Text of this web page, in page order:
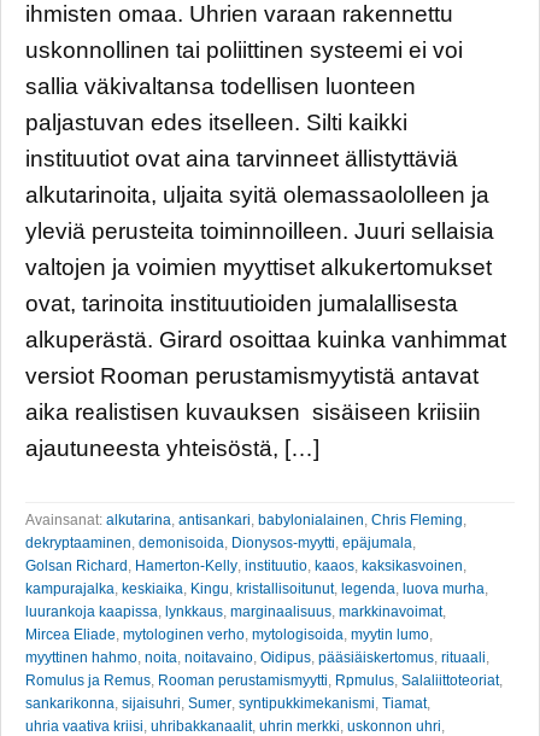
ihmisten omaa. Uhrien varaan rakennettu
uskonnollinen tai poliittinen systeemi ei voi
sallia väkivaltansa todellisen luonteen
paljastuvan edes itselleen. Silti kaikki
instituutiot ovat aina tarvinneet ällistyttäviä
alkutarinoita, uljaita syitä olemassaololleen ja
yleviä perusteita toiminnoilleen. Juuri sellaisia
valtojen ja voimien myyttiset alkukertomukset
ovat, tarinoita instituutioiden jumalallisesta
alkuperästä. Girard osoittaa kuinka vanhimmat
versiot Rooman perustamismyytistä antavat
aika realistisen kuvauksen sisäiseen kriisiin
ajautuneesta yhteisöstä, […]
Avainsanat: alkutarina antisankari babylonialainen Chris Fleming
dekryptaaminen demonisoida Dionysos-myytti epäjumala
Golsan Richard Hamerton-Kelly instituutio kaaos kaksikasvoinen
kampurajalka keskiaika Kingu kristallisoitunut, legenda luova murha
luurankoja kaapissa lynkkaus marginaalisuus markkinavoimat,
Mircea Eliade mytologinen verho mytologisoida myytin lumo
myyttinen hahmo noita noitavaino Oidipus pääsiäiskertomus rituaali
Romulus ja Remus Rooman perustamismyytti Rpmulus Salaliittoteoriat,
sankarikonna sijaisuhri Sumer syntipukkimekanismi Tiamat,
uhria vaativa kriisi uhribakkanaalit, uhrin merkki uskonnon uhri